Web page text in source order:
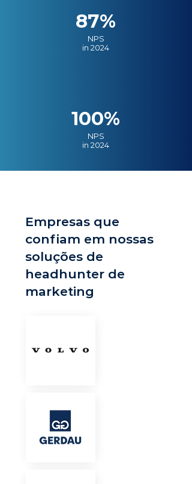
87%
NPS
in 2024
100%
NPS
in 2024
Empresas que
confiam em nossas
soluções de
headhunter de
marketing